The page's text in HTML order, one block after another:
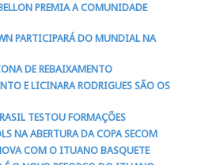
PREMIA A COMUNIDADE
PARTICIPARÁ DO MUNDIAL NA
DE REBAIXAMENTO
E LICINARA RODRIGUES SÃO OS
TESTOU FORMAÇÕES
NA ABERTURA DA COPA SECOM
COM O ITUANO BASQUETE